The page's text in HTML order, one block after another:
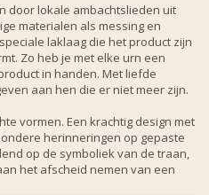
door lokale ambachtslieden uit
materialen als messing en
laklaag die het product zijn
Zo heb je met elke urn een
in handen. Met liefde
aan hen die er niet meer zijn.
vormen. Een krachtig design met
herinneringen op gepaste
op de symboliek van de traan,
het afscheid nemen van een